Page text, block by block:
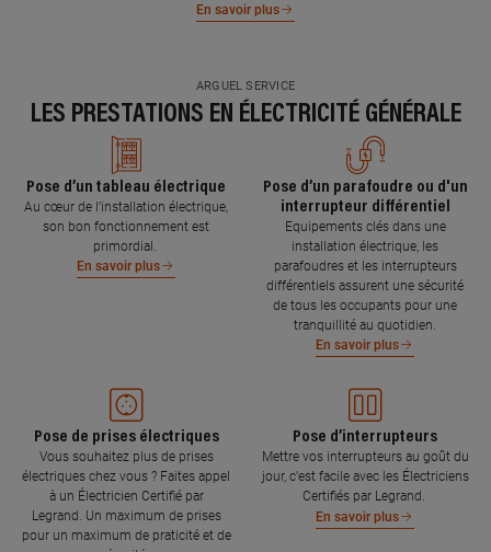
En savoir plus
ARGUEL SERVICE
LES PRESTATIONS EN ÉLECTRICITÉ GÉNÉRALE
Pose d’un tableau électrique
Au cœur de l’installation électrique,
son bon fonctionnement est
primordial.
En savoir plus
Pose d’un parafoudre ou d'un
interrupteur différentiel
Equipements clés dans une
installation électrique, les
parafoudres et les interrupteurs
différentiels assurent une sécurité
de tous les occupants pour une
tranquillité au quotidien.
En savoir plus
Pose de prises électriques
Vous souhaitez plus de prises
électriques chez vous ? Faites appel
à un Électricien Certifié par
Legrand. Un maximum de prises
pour un maximum de praticité et de
Pose d’interrupteurs
Mettre vos interrupteurs au goût du
jour, c’est facile avec les Électriciens
Certifiés par Legrand.
En savoir plus